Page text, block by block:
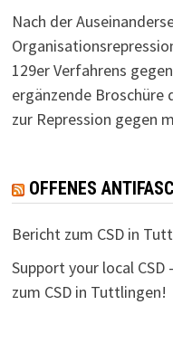
Nach der
129er Verfahrens
ergänzende Broschüre
zur Repression gegen
OFFENES
Bericht zum CSD in
Support your local CSD
zum CSD in Tuttlingen!